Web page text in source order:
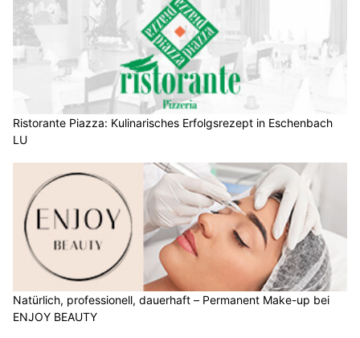
Ristorante Piazza: Kulinarisches Erfolgsrezept in Eschenbach
LU
Natürlich, professionell, dauerhaft – Permanent Make-up bei
ENJOY BEAUTY